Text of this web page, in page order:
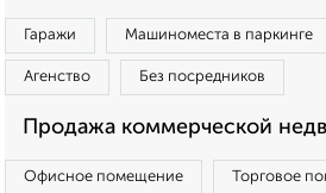
Гаражи Машиноместа в паркинге
Агенство Без посредников
Продажа коммерческой
Офисное помещение Торговое